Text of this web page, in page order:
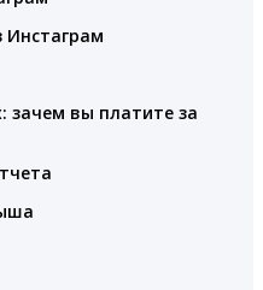
Инстаграм
зачем вы платите за